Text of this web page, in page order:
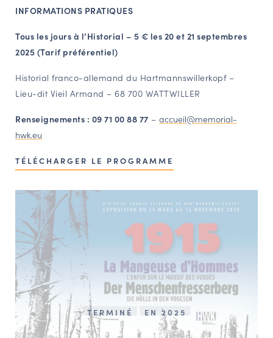
INFORMATIONS PRATIQUES
Tous les jours à l’Historial – 5 € les 20 et 21 septembres
2025 (Tarif préférentiel)
Historial franco-allemand du Hartmannswillerkopf –
Lieu-dit Vieil Armand – 68 700 WATTWILLER
Renseignements : 09 71 00 88 77 – accueil@memorial-
hwk.eu
TÉLÉCHARGER LE PROGRAMME
TERMINÉ EN 2025